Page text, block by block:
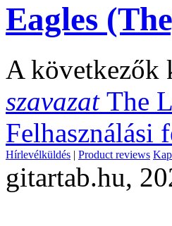
Eagles
A következők
szavazat The
Felhasználási
Hírlevélküldés | Product reviews
gitartab.hu,